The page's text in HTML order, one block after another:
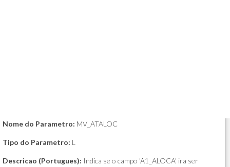
Nome do Parametro: MV_ATALOC
Tipo do Parametro: L
Descricao (Portugues): Indica se o campo 'A1_ALOCA' ira ser